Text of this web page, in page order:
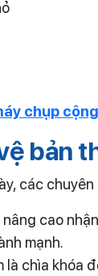
chụp
bản
các
nâng cao
mạnh.
là chìa khóa